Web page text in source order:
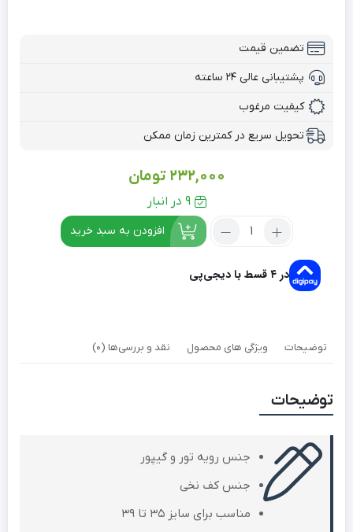
تضمین قیمت
پشتیبانی عالی ۲۴ ساعته
کیفیت مرغوب
تحویل سریع در کمترین زمان ممکن
232,000 تومان
9 در انبار
افزودن به سبد خرید
در ۴ قسط با دیجی‌پی
توضیحات ویژگی های محصول نقد و بررسی‌ها (0)
توضیحات
جنس رویه تور و گیپور
جنس کف نخی
مناسب برای سایز 35 تا 39